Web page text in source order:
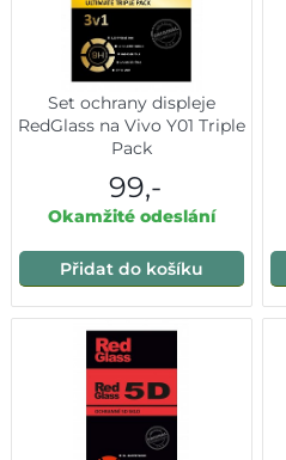
Set ochrany displeje
RedGlass na Vivo Y01 Triple
Pack
99,-
Okamžité odeslání
Přidat do košíku